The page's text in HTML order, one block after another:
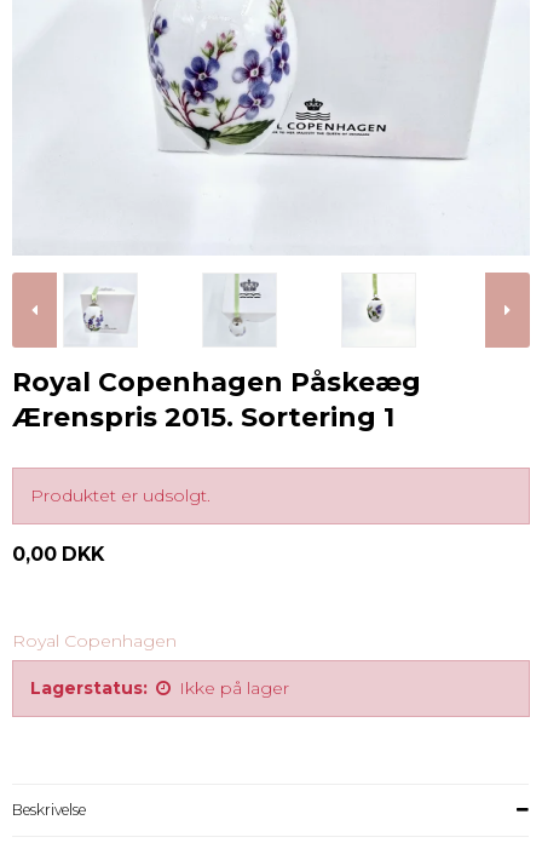
Royal Copenhagen Påskeæg
Ærenspris 2015. Sortering 1
Produktet er udsolgt.
0,00 DKK
Royal Copenhagen
Lagerstatus: Ikke på lager
Beskrivelse